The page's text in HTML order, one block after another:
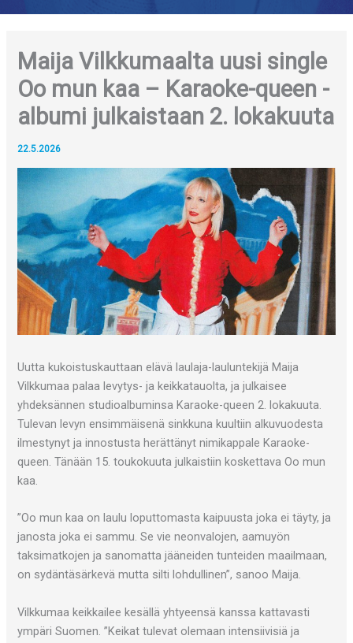
Maija Vilkkumaalta uusi single
Oo mun kaa – Karaoke-queen -
albumi julkaistaan 2. lokakuuta
22.5.2026
Uutta kukoistuskauttaan elävä laulaja-lauluntekijä Maija
Vilkkumaa palaa levytys- ja keikkatauolta, ja julkaisee
yhdeksännen studioalbuminsa Karaoke-queen 2. lokakuuta.
Tulevan levyn ensimmäisenä sinkkuna kuultiin alkuvuodesta
ilmestynyt ja innostusta herättänyt nimikappale Karaoke-
queen. Tänään 15. toukokuuta julkaistiin koskettava Oo mun
kaa.
”Oo mun kaa on laulu loputtomasta kaipuusta joka ei täyty, ja
janosta joka ei sammu. Se vie neonvalojen, aamuyön
taksimatkojen ja sanomatta jääneiden tunteiden maailmaan,
on sydäntäsärkevä mutta silti lohdullinen”, sanoo Maija.
Vilkkumaa keikkailee kesällä yhtyeensä kanssa kattavasti
ympäri Suomen. ”Keikat tulevat olemaan intensiivisiä ja